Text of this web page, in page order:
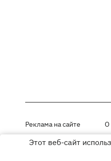
Реклама на сайте О
Материалы под рубриками
Этот веб-сайт